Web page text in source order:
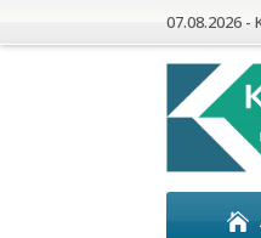
07.08.2026 -